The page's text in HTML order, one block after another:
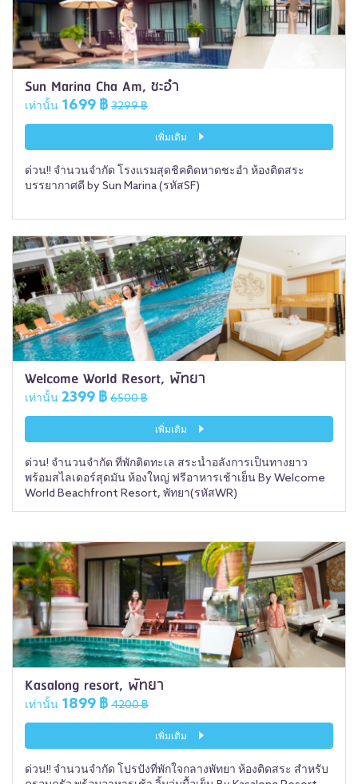
Sun Marina Cha Am, ชะอำ
เท่านั้น 1699 ฿ 3299 ฿
เพิ่มเติม
ด่วน!! จำนวนจำกัด โรงแรมสุดชิคติดหาดชะอำ ห้องติดสระ
บรรยากาศดี by Sun Marina (รหัสSF)
Welcome World Resort, พัทยา
เท่านั้น 2399 ฿ 6500 ฿
เพิ่มเติม
ด่วน! จำนวนจำกัด ที่พักติดทะเล สระน้ำอลังการเป็นทางยาว
พร้อมสไลเดอร์สุดมัน ห้องใหญ่ ฟรีอาหารเช้าเย็น By Welcome
World Beachfront Resort, พัทยา(รหัสWR)
Kasalong resort, พัทยา
เท่านั้น 1899 ฿ 4200 ฿
เพิ่มเติม
ด่วน!! จำนวนจำกัด โปรปังที่พักใจกลางพัทยา ห้องติดสระ สำหรับ